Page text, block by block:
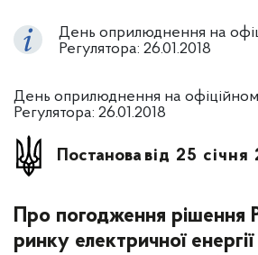
День оприлюднення на
Регулятора: 26.01.2018
День оприлюднення на
Регулятора: 26.01.2018
Постанова від 25
Про погодження рішення
ринку електричної